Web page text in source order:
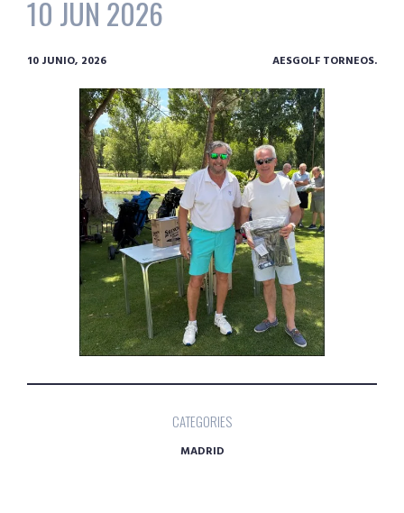
10 JUN 2026
10 JUNIO, 2026 AESGOLF TORNEOS.
CATEGORIES
MADRID